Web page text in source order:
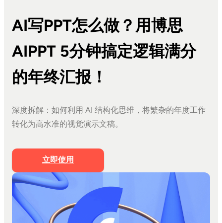
博思白板boardmix
博思设计Pixso
AI一键生成PPT
文档生成PPT
思维导图生成PPT
文字转PPT
文件转PPT
工作汇报模板
AI写PPT怎么做？用博思
AIPPT 5分钟搞定逻辑满分
的年终汇报！
深度拆解：如何利用 AI 结构化思维，将繁杂的年度工作
转化为高水准的视觉演示文稿。
立即使用